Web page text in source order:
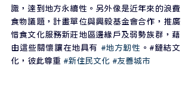
識，達到地方永續性。另外像是近年來的浪費
食物議題，計畫單位與興毅基金會合作，推廣
惜食文化服務新莊地區邊緣戶及弱勢族群，藉
由這些關懷讓在地具有 #地方韌性 。#鏈結文
化，彼此尊重 #新住民文化 #友善城市